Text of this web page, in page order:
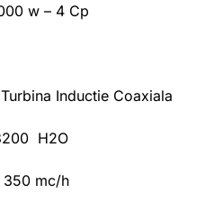
w – 4 Cp
Coaxiala
H2O
h